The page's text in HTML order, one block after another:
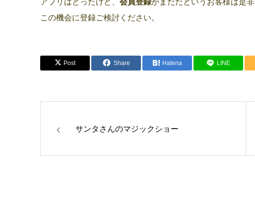
アプリはとったけど、 会員登録がまだだというお客様は是非
この機会に登録ご検討ください。
Post Share Hatena LINE
サンタさんのマジックショー